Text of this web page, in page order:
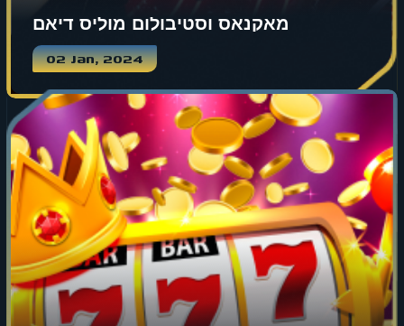
מאקנאס וסטיבולום מוליס דיאם
02 Jan, 2024